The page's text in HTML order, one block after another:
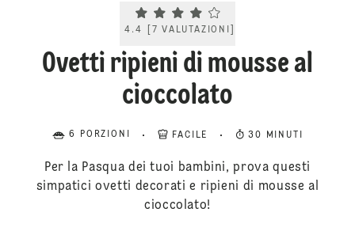
Current rating 4.4. Click to rate.
4.4 7 VALUTAZIONI
Ovetti ripieni di mousse al
cioccolato
6 PORZIONI FACILE 30 MINUTI
Per la Pasqua dei tuoi bambini, prova questi
simpatici ovetti decorati e ripieni di mousse al
cioccolato!